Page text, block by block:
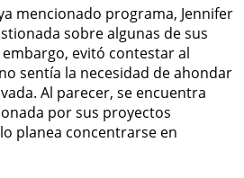
mencionado programa, Jennifer
sobre algunas de sus
evitó contestar al
sentía la necesidad de ahondar
Al parecer, se encuentra
por sus proyectos
planea concentrarse en